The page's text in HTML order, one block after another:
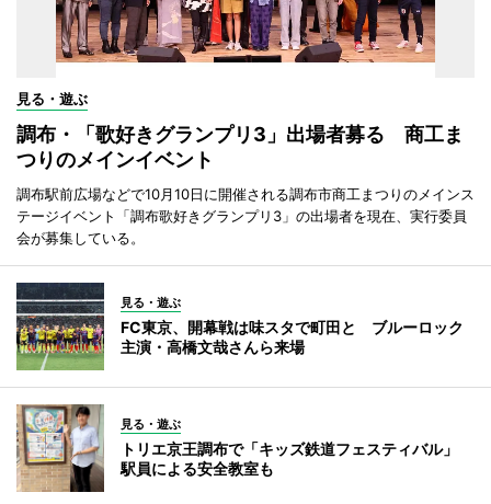
見る・遊ぶ
調布・「歌好きグランプリ3」出場者募る 商工ま
つりのメインイベント
調布駅前広場などで10月10日に開催される調布市商工まつりのメインス
テージイベント「調布歌好きグランプリ3」の出場者を現在、実行委員
会が募集している。
見る・遊ぶ
FC東京、開幕戦は味スタで町田と ブルーロック
主演・高橋文哉さんら来場
見る・遊ぶ
トリエ京王調布で「キッズ鉄道フェスティバル」
駅員による安全教室も